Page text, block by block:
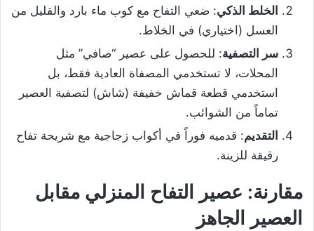
الخلط الذكي: ضعي التفاح مع كوب ماء بارد والقليل من
العسل (اختياري) في الخلاط.
سر التصفية: للحصول على عصير “صافي” مثل
المحلات، لا تستخدمي المصفاة العادية فقط، بل
استخدمي قطعة قماش خفيفة (شاش) لتصفية العصير
تماماً من الشوائب.
التقديم: قدميه فوراً في أكواب زجاجية مع شريحة تفاح
رقيقة للزينة.
مقارنة: عصير التفاح المنزلي مقابل
العصير الجاهز